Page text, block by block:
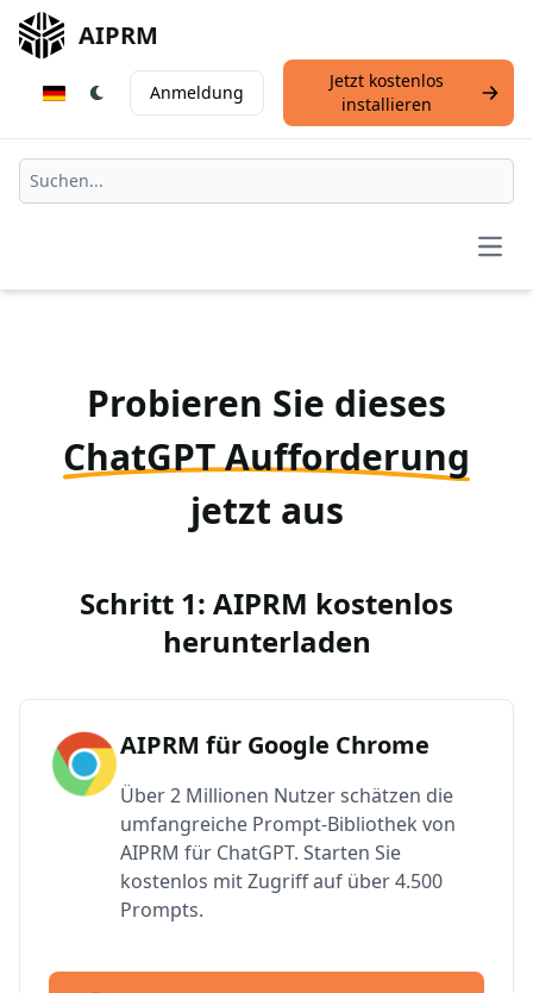
AIPRM
Anmeldung
Jetzt kostenlos
installieren
Probieren Sie dieses
ChatGPT Aufforderung
jetzt aus
Schritt 1: AIPRM kostenlos
herunterladen
AIPRM für Google Chrome
Über 2 Millionen Nutzer schätzen die
umfangreiche Prompt-Bibliothek von
AIPRM für ChatGPT. Starten Sie
kostenlos mit Zugriff auf über 4.500
Prompts.